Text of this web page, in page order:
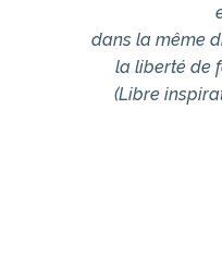
dans la même
la liberté de
(Libre